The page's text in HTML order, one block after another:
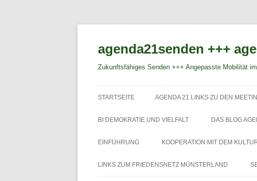
agenda21senden +++
Zukunftsfähiges Senden +++ Angepasste Mobilität
STARTSEITE AGENDA 21 LINKS ZU DEN
BI DEMOKRATIE UND VIELFALT DAS BLOG
EINFÜHRUNG KOOPERATION MIT DEM
LINKS ZUM FRIEDENSNETZ MÜNSTERLAND